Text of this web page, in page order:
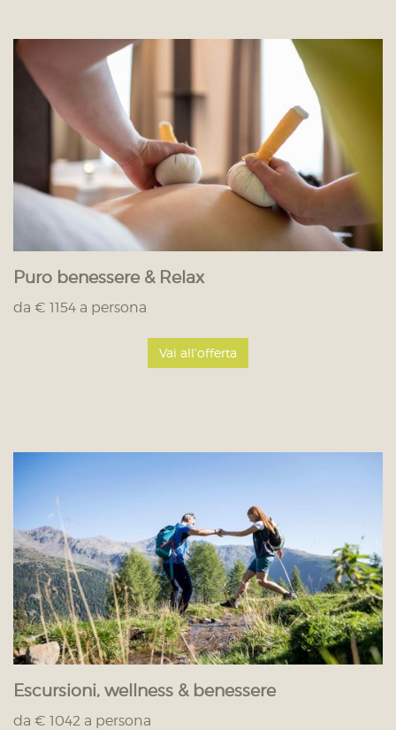
Puro benessere & Relax
da € 1154 a persona
Vai all'offerta
Escursioni, wellness & benessere
da € 1042 a persona